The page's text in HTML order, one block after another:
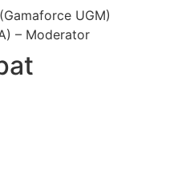
UGM)
– Moderator